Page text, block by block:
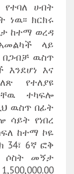
ሀብት
ክርክሩ
ከተማ ወረዳ
ላይ
በጋብቻ ዉስጥ
እንደሆነ እና
የተለያዩ
ተካፍሎ
ዉስጥ በፊት
ሳይት የነበረ
ከተማ ኮዬ
6ኛ ፎቅ
ሶስት መኝታ